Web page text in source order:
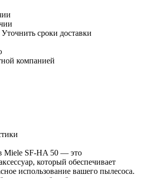
Уточнить сроки доставки
компанией
Miele SF-HA 50 — это
который обеспечивает
использование вашего пылесоса.